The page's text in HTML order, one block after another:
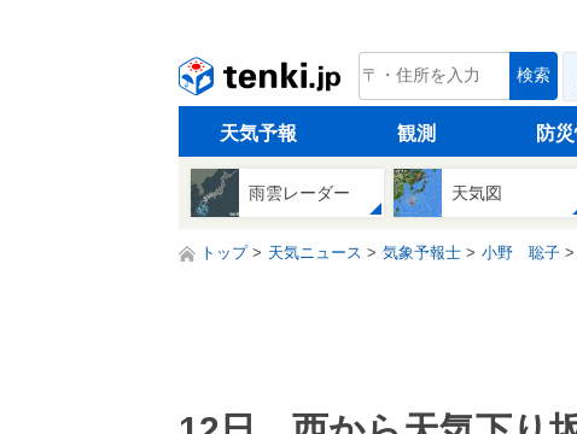
tenki.jp 検索
天気予報 観測 防
雨雲レーダー 天気図
トップ 天気ニュース 気象予報士 小野 聡子